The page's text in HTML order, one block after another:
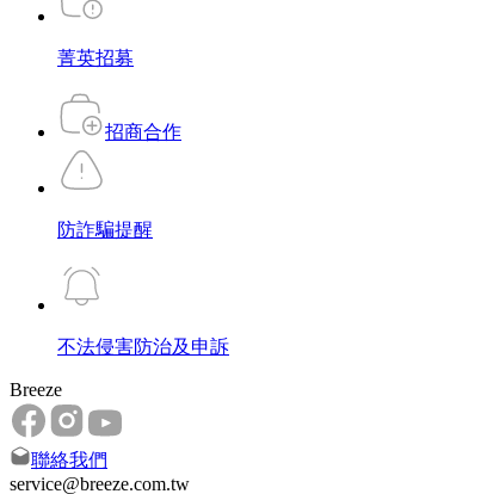
菁英招募
招商合作
防詐騙提醒
不法侵害防治及申訴
Breeze
聯絡我們
service@breeze.com.tw